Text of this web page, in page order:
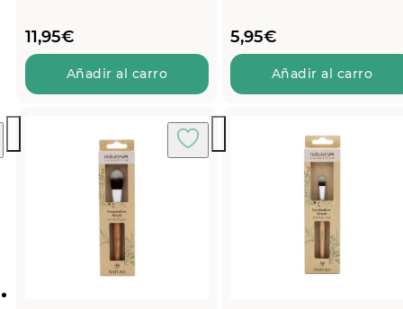
11,95€
Añadir al carro
5,95€
Añadir al carro